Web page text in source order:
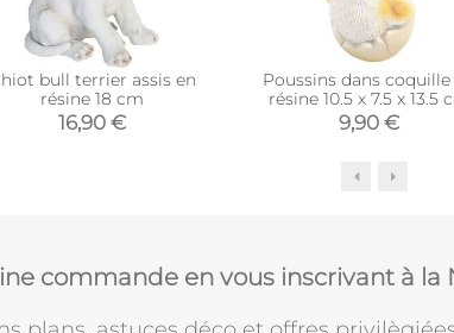
bull terrier assis en
résine 18 cm
16,90 €
Poussins dans coquille
résine 10.5 x 7.5 x 13.5
9,90 €
commande en vous inscrivant à la